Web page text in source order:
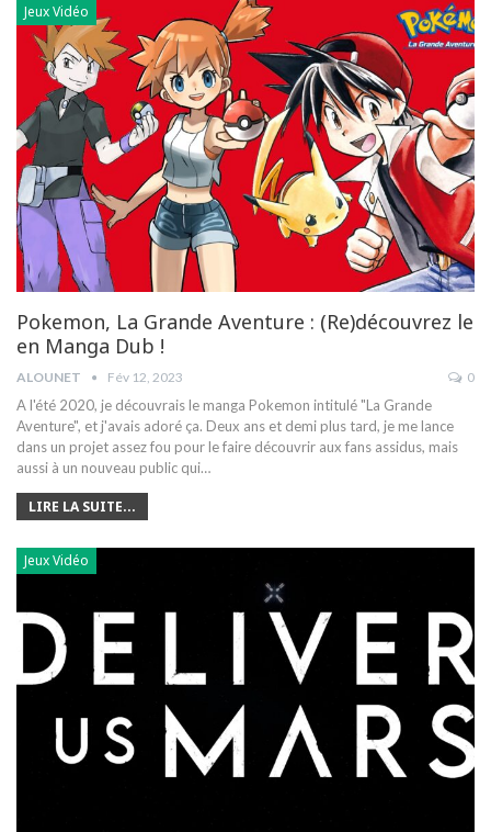
Jeux Vidéo
Pokemon, La Grande Aventure : (Re)découvrez le
en Manga Dub !
ALOUNET Fév 12, 2023 0
A l'été 2020, je découvrais le manga Pokemon intitulé "La Grande
Aventure", et j'avais adoré ça. Deux ans et demi plus tard, je me lance
dans un projet assez fou pour le faire découvrir aux fans assidus, mais
aussi à un nouveau public qui…
LIRE LA SUITE...
Jeux Vidéo